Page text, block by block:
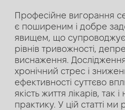
Професійне вигорання
є поширеним і добре
явищем, що
рівнів тривожності,
виснаження.
хронічний стрес і
ефективності суттєво
якість життя лікарів, так і
практику. У цій статті ми